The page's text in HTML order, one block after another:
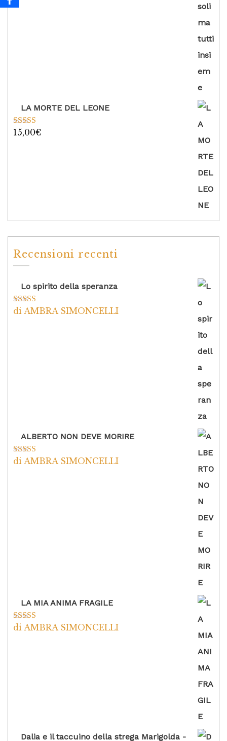
LA MORTE DEL LEONE
Valutato
15,00€
Recensioni recenti
Lo spirito della speranza
Valutato5su
di AMBRA SIMONCELLI
ALBERTO NON DEVE MORIRE
Valutato5su
di AMBRA SIMONCELLI
LA MIA ANIMA FRAGILE
Valutato5su
di AMBRA SIMONCELLI
Dalia e il taccuino della strega Marigolda -